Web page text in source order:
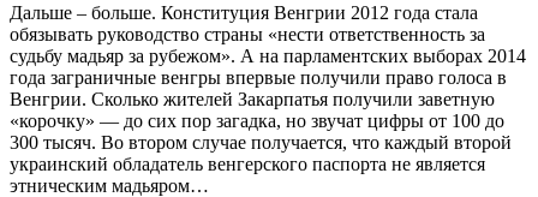
Дальше – больше. Конституция Венгрии 2012 года стала
обязывать руководство страны «нести ответственность за
судьбу мадьяр за рубежом». А на парламентских выборах 2014
года заграничные венгры впервые получили право голоса в
Венгрии. Сколько жителей Закарпатья получили заветную
«корочку» — до сих пор загадка, но звучат цифры от 100 до
300 тысяч. Во втором случае получается, что каждый второй
украинский обладатель венгерского паспорта не является
этническим мадьяром…